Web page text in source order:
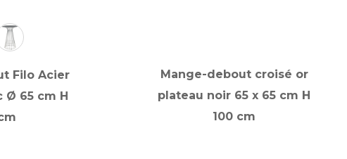
Filo Acier
Ø 65 cm H
Mange-debout croisé or
plateau noir 65 x 65 cm H
100 cm